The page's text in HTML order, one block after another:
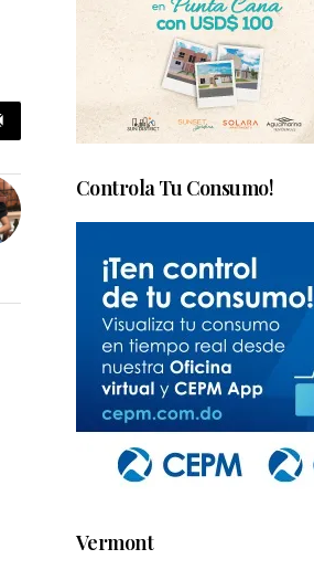
Controla Tu Consumo!
Vermont